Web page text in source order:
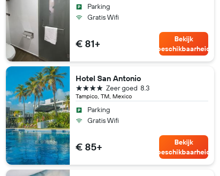
Parking
Gratis Wifi
€ 81+
Bekijk
beschikbaarheid
Hotel San Antonio
Tampico, TM, Mexico
8.3
Zeer goed
4 sterren
Parking
Gratis Wifi
€ 85+
Bekijk
beschikbaarheid